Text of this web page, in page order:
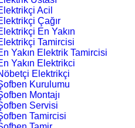
Acil
Çağır
En Yakın
Tamircisi
Yakın Elektrik Tamircisi
Yakın Elektrikci
Elektrikçi
Kurulumu
Montajı
Servisi
Tamircisi